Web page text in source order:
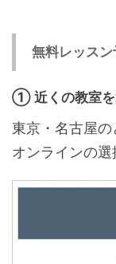
無料レッス
① 近くの教室を
東京・名古屋
オンラインの選